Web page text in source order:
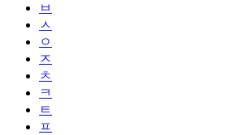
ㅂ
ㅅ
ㅇ
ㅈ
ㅊ
ㅋ
ㅌ
ㅍ